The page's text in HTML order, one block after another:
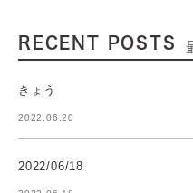
RECENT POSTS
きょう
2022.06.20
2022/06/18